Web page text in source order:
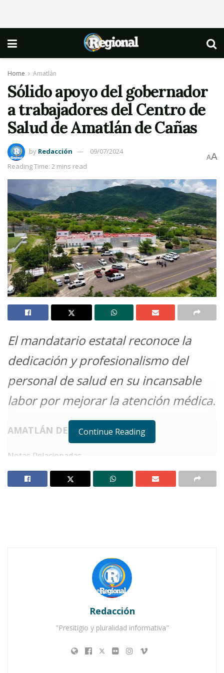
Home Amatlán
Sólido apoyo del gobernador
a trabajadores del Centro de
Salud de Amatlán de Cañas
by Redacción
09/07/2024
Reading Time: 2 mins read
AA
El mandatario estatal reconoce la
dedicación y profesionalismo del
personal de salud en su incansable
labor por mejorar la atención médica.
AMATLÁN DE CAÑAS.
Notas Relacionadas
Nayarit reafirma su compromiso con el desarrollo
de Xalisco
estado, Miguel Ángel Navarro
Quintero, escuchó a las y los
trabajadores del Centro de Salud de Servicios
Ampliados de Amatlán de Cañas.
Durante su visita, el mandatario tuvo la
oportunidad de dialogar con mujeres y
Continue Reading
Redacción
"Presitigio y pluralidad informativa"